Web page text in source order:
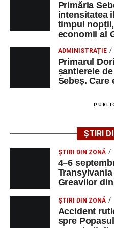
toți cei care cred că
dezvoltare pentru prezent” ,
președintele Asociației
Transylvania Fest va
septembrie 2026, la
Intrarea este liberă pe
Ultimele știri din
Femeie de 66 de ani,
spital după ce a
strada Dorobanți din
spital după ce a fost
strada Dorobanți din
Accident pe strada
de 66 de ani rănită
motocicletă
4–6 septembrie
Primăria
intensitatea
timpul
economii al
ADMINISTRAȚIE
Primarul
șantierele
Sebeș.
ȘTIRI
ȘTIRI DIN ZONĂ
4–6
Greavilor
ȘTIRI DIN ZONĂ
Accident
spre